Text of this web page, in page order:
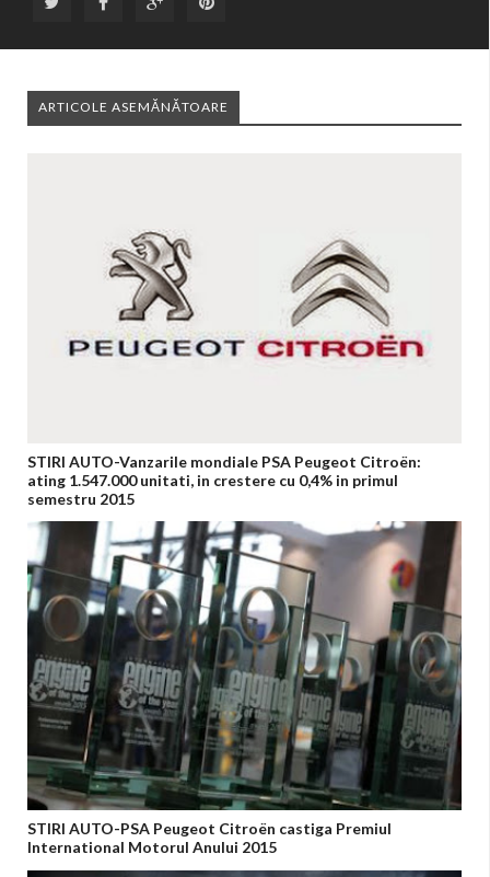
ARTICOLE ASEMĂNĂTOARE
STIRI AUTO-Vanzarile mondiale PSA Peugeot Citroën:
ating 1.547.000 unitati, in crestere cu 0,4% in primul
semestru 2015
STIRI AUTO-PSA Peugeot Citroën castiga Premiul
International Motorul Anului 2015